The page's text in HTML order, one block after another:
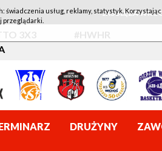
1KS ŚLĘZA
3X3
#HWHR
DRUŻYNY
świadczenia usług, reklamy, statystyk.
przeglądarki.